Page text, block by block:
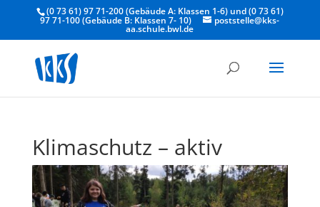
(0 73 61) 97 71-200 (Gebäude A: Klassen 1-6) und (0 73 61)
97 71-100 (Gebäude B: Klassen 7- 10) poststelle@kks-
aa.schule.bwl.de
Klimaschutz – aktiv